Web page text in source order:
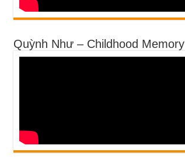
Quỳnh Như – Childhood Memory